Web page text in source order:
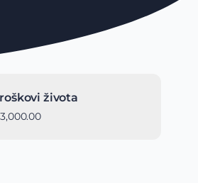
života